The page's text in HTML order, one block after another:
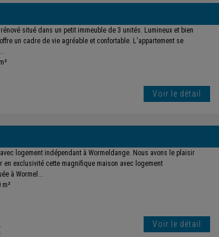
situé dans un petit immeuble de 3 unités. Lumineux et bien
un cadre de vie agréable et confortable. L'appartement se
Voir le détail
logement indépendant à Wormeldange. Nous avons le plaisir
en exclusivité cette magnifique maison avec logement
à Wormel...
m²
Voir le détail